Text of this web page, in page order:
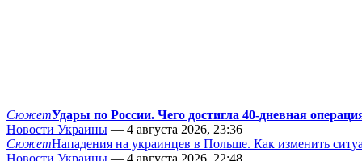
СюжетУдары по России. Чего достигла 40-дневная
Новости Украины — 4 августа 2026, 23:36
СюжетНападения на украинцев в Польше. Как изменить